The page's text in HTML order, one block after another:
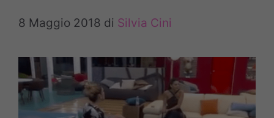
8 Maggio 2018 di Silvia Cini